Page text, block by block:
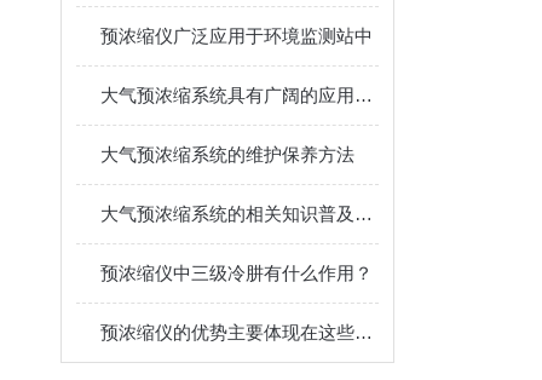
预浓缩仪广泛应用于环境监测站中
大气预浓缩系统具有广阔的应用前景
大气预浓缩系统的维护保养方法
大气预浓缩系统的相关知识普及，你一定要知道
预浓缩仪中三级冷肼有什么作用？
预浓缩仪的优势主要体现在这些方面！